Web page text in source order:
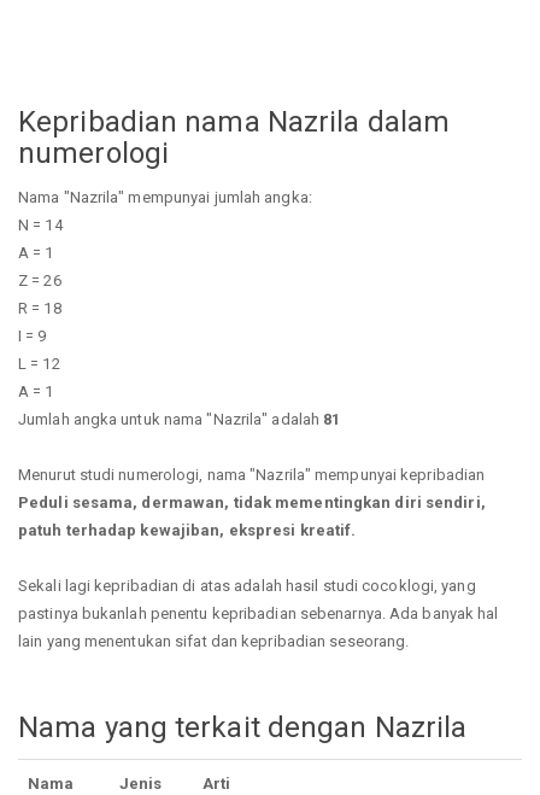
Kepribadian nama Nazrila dalam
numerologi
Nama "Nazrila" mempunyai jumlah angka:
N = 14
A = 1
Z = 26
R = 18
I = 9
L = 12
A = 1
Jumlah angka untuk nama "Nazrila" adalah 81
Menurut studi numerologi, nama "Nazrila" mempunyai kepribadian
Peduli sesama, dermawan, tidak mementingkan diri sendiri,
patuh terhadap kewajiban, ekspresi kreatif.
Sekali lagi kepribadian di atas adalah hasil studi cocoklogi, yang
pastinya bukanlah penentu kepribadian sebenarnya. Ada banyak hal
lain yang menentukan sifat dan kepribadian seseorang.
Nama yang terkait dengan Nazrila
Nama
Jenis
Arti